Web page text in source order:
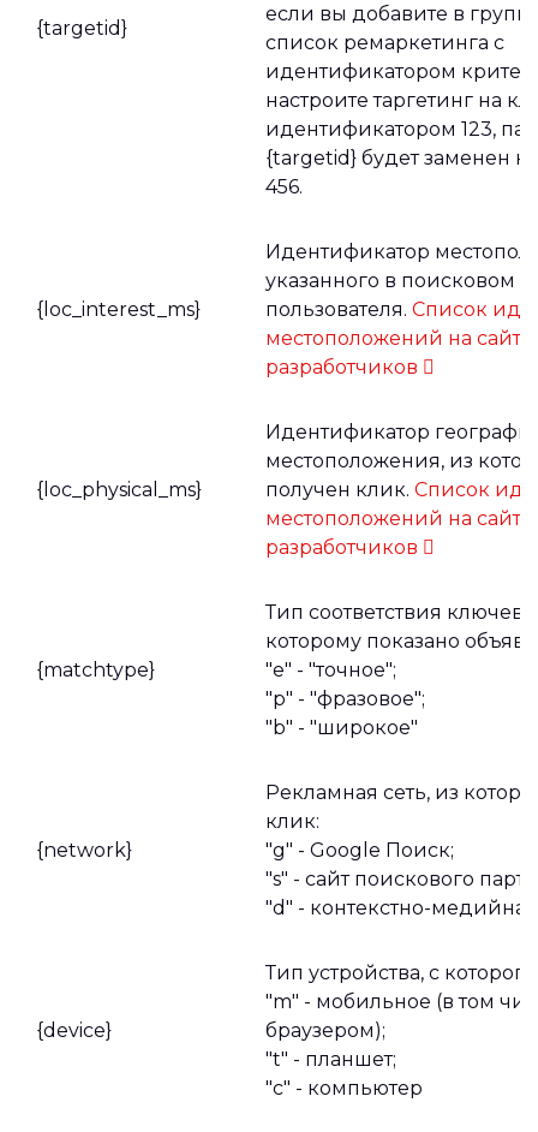
{targetid}
если вы добавите в
список ремаркетинга с
идентификатором
настроите таргетинг на
идентификатором 123,
{targetid} будет заменен
456.
{loc_interest_ms}
Идентификатор
указанного в поисковом
пользователя. Список
местоположений на
разработчиков
{loc_physical_ms}
Идентификатор
местоположения, из
получен клик. Список
местоположений на
разработчиков
{matchtype}
Тип соответствия
которому показано
"e" - "точное";
"p" - "фразовое";
"b" - "широкое"
{network}
Рекламная сеть, из
клик:
"g" - Google Поиск;
"s" - сайт поискового
"d" - контекстно-медийная
{device}
Тип устройства, с
"m" - мобильное (в том
браузером);
"t" - планшет;
"c" - компьютер